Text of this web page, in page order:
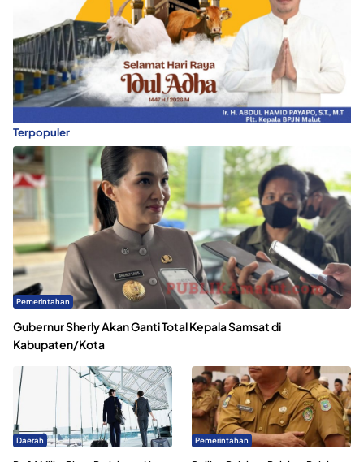
Terpopuler
Pemerintahan
Gubernur Sherly Akan Ganti Total Kepala Samsat di
Kabupaten/Kota
Daerah Pemerintahan